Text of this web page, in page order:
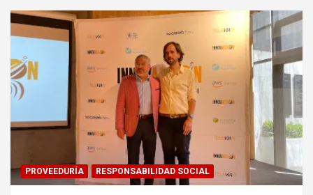
PROVEEDURÍA RESPONSABILIDAD SOCIAL